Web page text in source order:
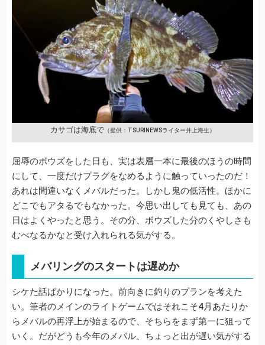
カサゴは海底で（提供：TSURINEWSライター井上海生）
屈辱のボウズをした日も、実は表層一本に最後のほうの時間
にして、一度だけプラグをなめるように触っていったのだ！
あれは間違いなくメバルだった。しかし鬼の低活性。ほかに
どこでもアタるでもなかった。今思い出しても見ても、あの
日はよくやったと思う。その分、ボウズした分のくやしさも
むべなるかなと受け入れられる気がする。
メバリングのスタートは遅めか
シケた話ばかりになった。前向きに釣りのプランを考えた
い。筆者のメインのライトゲームではそれこそ4月あたりか
らメバルの再浮上が始まるので、そちらをまず第一に狙って
いく。だがどうも今年のメバル、ちょっと出が遅い気がする